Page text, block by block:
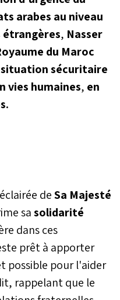
arabes au niveau
étrangères, Nasser
du Maroc
situation sécuritaire
vies humaines, en
deSa Majesté
sasolidarité
dans ces
prêt à apporter
possible pour l'aider
rappelant que le